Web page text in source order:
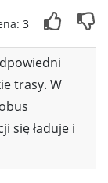
3
trasy. W
się ładuje i